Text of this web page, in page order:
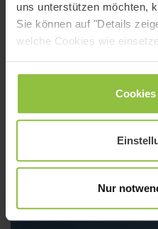
uns unterstützen möchten,
Sie können auf "Details
welche Cookies wie
Datenschutzerklärung
wieder zurücknehmen.
Nur